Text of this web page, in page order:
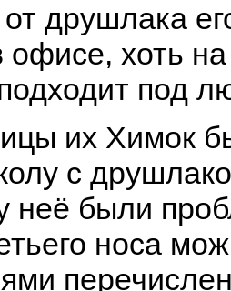
друшлака
офисе, хоть
под
их Химок
с
неё были
носа